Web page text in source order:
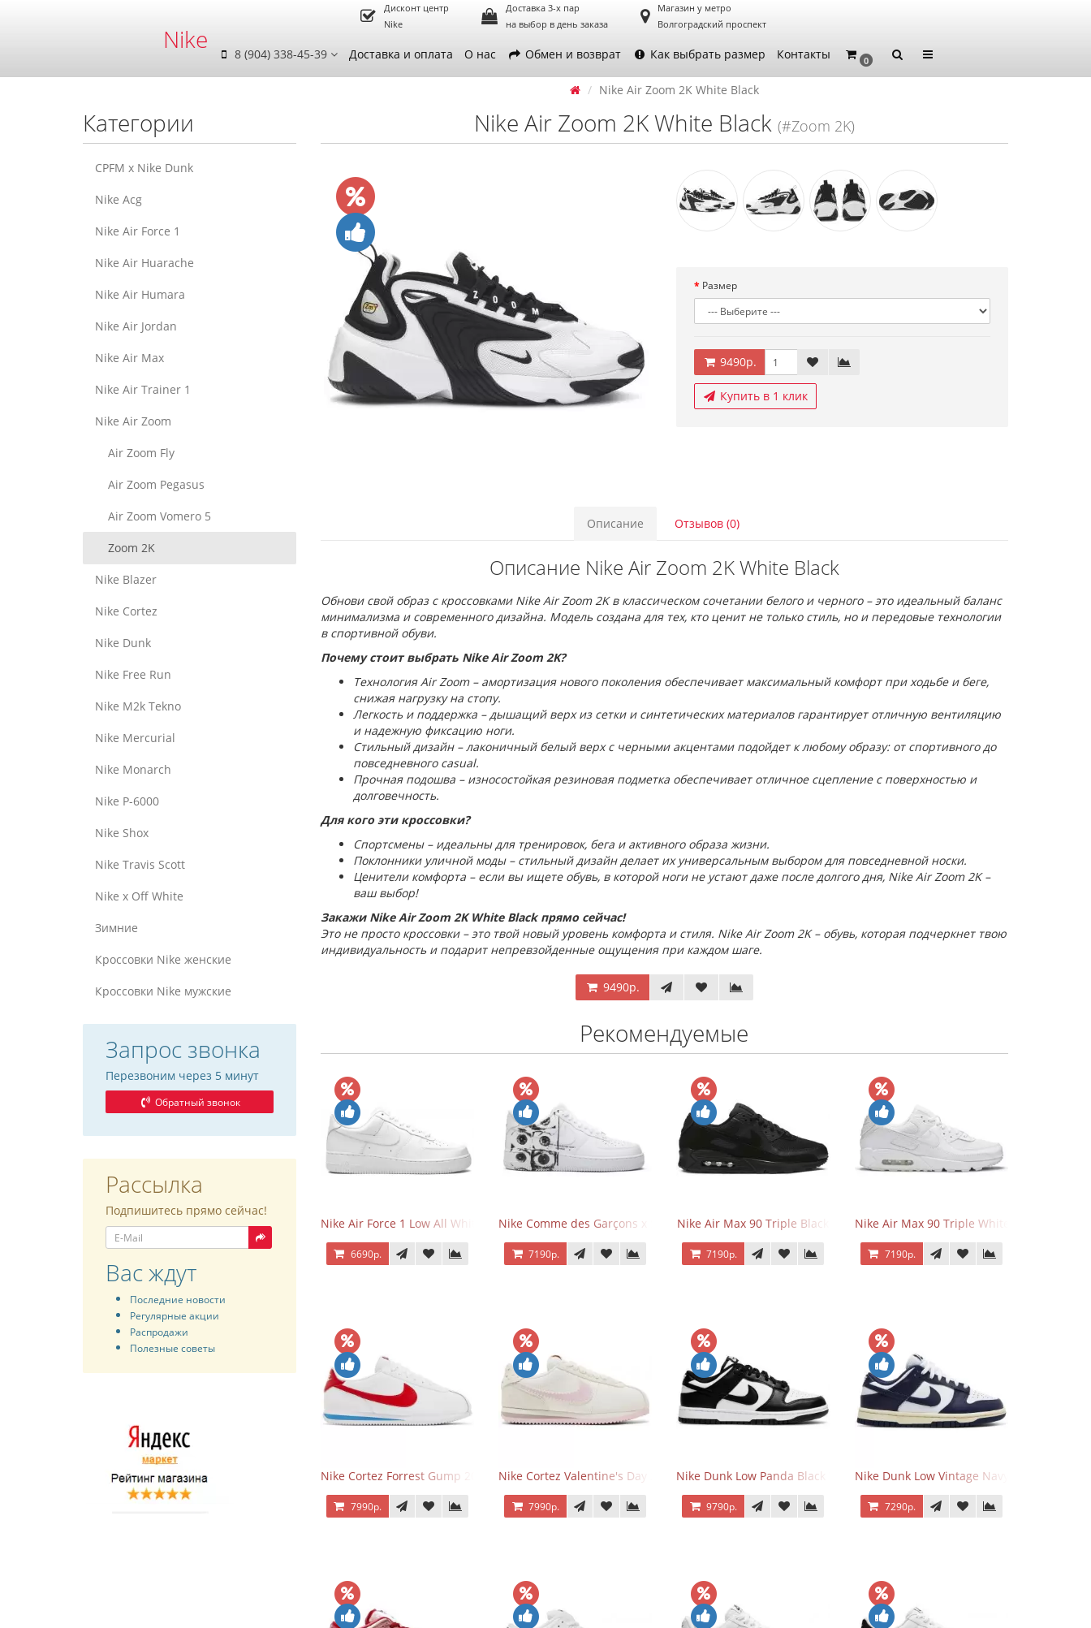
Nike
Дисконт центр
Nike
Доставка 3-х пар
на выбор в день заказа
Магазин у метро
Волгоградский проспект
8 (904) 338-45-39 Доставка и оплата О нас Обмен и возврат Как выбрать размер Контакты 0
Категории
CPFM x Nike Dunk
Nike Acg
Nike Air Force 1
Nike Air Huarache
Nike Air Humara
Nike Air Jordan
Nike Air Max
Nike Air Trainer 1
Nike Air Zoom
Air Zoom Fly
Air Zoom Pegasus
Air Zoom Vomero 5
Zoom 2K
Nike Blazer
Nike Cortez
Nike Dunk
Nike Free Run
Nike M2k Tekno
Nike Mercurial
Nike Monarch
Nike P-6000
Nike Shox
Nike Travis Scott
Nike x Off White
Зимние
Кроссовки Nike женские
Кроссовки Nike мужские
Запрос звонка
Перезвоним через 5 минут
Обратный звонок
Рассылка
Подпишитесь прямо сейчас!
Вас ждут
Последние новости
Регулярные акции
Распродажи
Полезные советы
Nike Air Zoom 2K White Black
Nike Air Zoom 2K White Black (#Zoom 2K)
Размер
9490р.
Купить в 1 клик
Описание Отзывов (0)
Описание Nike Air Zoom 2K White Black
Обнови свой образ с кроссовками Nike Air Zoom 2K в классическом сочетании белого и черного – это идеальный баланс
минимализма и современного дизайна. Модель создана для тех, кто ценит не только стиль, но и передовые технологии
в спортивной обуви.
Почему стоит выбрать Nike Air Zoom 2K?
Технология Air Zoom – амортизация нового поколения обеспечивает максимальный комфорт при ходьбе и беге,
снижая нагрузку на стопу.
Легкость и поддержка – дышащий верх из сетки и синтетических материалов гарантирует отличную вентиляцию
и надежную фиксацию ноги.
Стильный дизайн – лаконичный белый верх с черными акцентами подойдет к любому образу: от спортивного до
повседневного casual.
Прочная подошва – износостойкая резиновая подметка обеспечивает отличное сцепление с поверхностью и
долговечность.
Для кого эти кроссовки?
Спортсмены – идеальны для тренировок, бега и активного образа жизни.
Поклонники уличной моды – стильный дизайн делает их универсальным выбором для повседневной носки.
Ценители комфорта – если вы ищете обувь, в которой ноги не устают даже после долгого дня, Nike Air Zoom 2K –
ваш выбор!
Закажи Nike Air Zoom 2K White Black прямо сейчас!
Это не просто кроссовки – это твой новый уровень комфорта и стиля. Nike Air Zoom 2K – обувь, которая подчеркнет твою
индивидуальность и подарит непревзойденные ощущения при каждом шаге.
9490р.
Рекомендуемые
Nike Air Force 1 Low All White
6690р.
Nike Comme des Garçons x Supreme x Air Force 1 Low Eyes
7190р.
Nike Air Max 90 Triple Black
7190р.
Nike Air Max 90 Triple White
7190р.
Nike Cortez Forrest Gump 2024
7990р.
Nike Cortez Valentine's Day 2025
7990р.
Nike Dunk Low Panda Black White
9790р.
Nike Dunk Low Vintage Navy
7290р.